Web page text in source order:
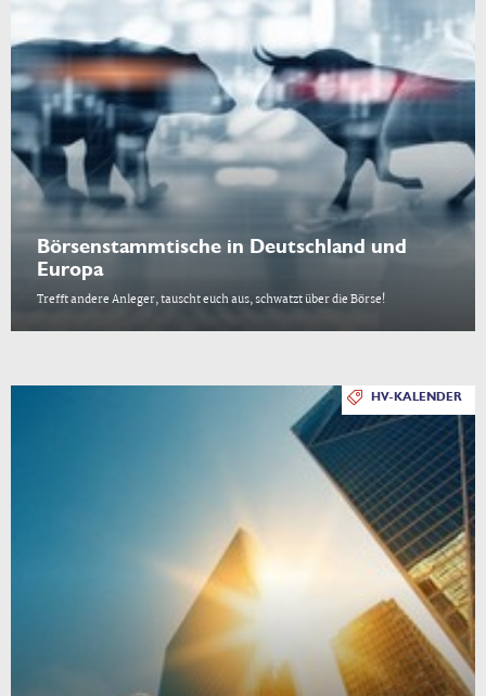
Börsenstammtische in Deutschland und
Europa
Trefft andere Anleger, tauscht euch aus, schwatzt über die Börse!
HV-KALENDER